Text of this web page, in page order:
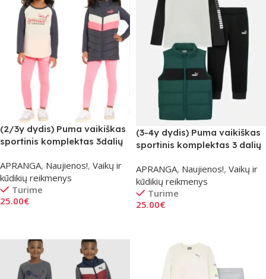
(2/3y dydis) Puma vaikiškas
sportinis komplektas 3dalių
APRANGA, Naujienos!, Vaikų ir
kūdikių reikmenys
Turime
25.00€
(3-4y dydis) Puma vaikiškas
sportinis komplektas 3 dalių
APRANGA, Naujienos!, Vaikų ir
kūdikių reikmenys
Turime
25.00€